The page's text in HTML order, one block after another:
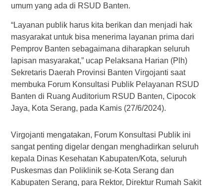
umum yang ada di RSUD Banten.
“Layanan publik harus kita berikan dan menjadi hak
masyarakat untuk bisa menerima layanan prima dari
Pemprov Banten sebagaimana diharapkan seluruh
lapisan masyarakat,” ucap Pelaksana Harian (Plh)
Sekretaris Daerah Provinsi Banten Virgojanti saat
membuka Forum Konsultasi Publik Pelayanan RSUD
Banten di Ruang Auditorium RSUD Banten, Cipocok
Jaya, Kota Serang, pada Kamis (27/6/2024).
Virgojanti mengatakan, Forum Konsultasi Publik ini
sangat penting digelar dengan menghadirkan seluruh
kepala Dinas Kesehatan Kabupaten/Kota, seluruh
Puskesmas dan Poliklinik se-Kota Serang dan
Kabupaten Serang, para Rektor, Direktur Rumah Sakit